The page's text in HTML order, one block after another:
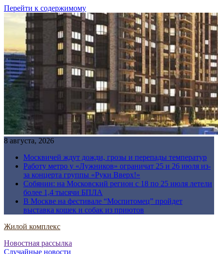
Перейти к содержимому
8 августа, 2026
Москвичей ждут дожди, грозы и перепады температур
Работу метро у «Лужников» ограничат 25 и 26 июля из-
за концерта группы «Руки Вверх!»
Собянин: на Московский регион с 18 по 25 июля летели
более 1,4 тысячи БПЛА
В Москве на фестивале “Моспитомец” пройдет
выставка кошек и собак из приютов
Жилой комплекс
Новостная рассылка
Случайные новости